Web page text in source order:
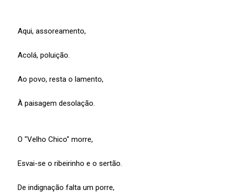
Aqui, assoreamento,
Acolá, poluição.
Ao povo, resta o lamento,
À paisagem desolação.
O "Velho Chico" morre,
Esvai-se o ribeirinho e o sertão.
De indignação falta um porre,